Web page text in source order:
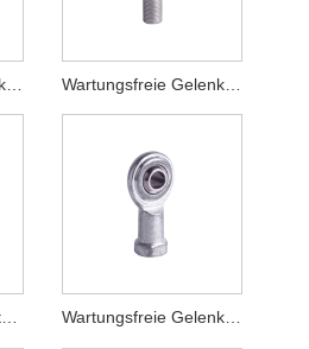
Wartungsfreie Gelenkköpfe SI-TK ISO1224-4K Wartungsfreie Gelenkköpfe SA-TK ISO1224-4K
Wartungspflichtige Stangenenden PHS Wartungsfreie Gelenkköpfe SI-PK